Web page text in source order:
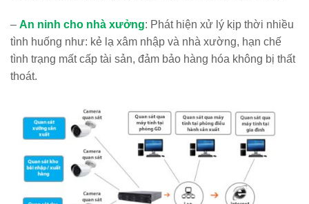
– An ninh cho nhà xưởng: Phát hiện xử lý kịp thời nhiều
tình huống như: kẻ lạ xâm nhập và nhà xường, hạn chế
tình trạng mất cấp tài sản, đảm bảo hàng hóa không bị thất
thoát.